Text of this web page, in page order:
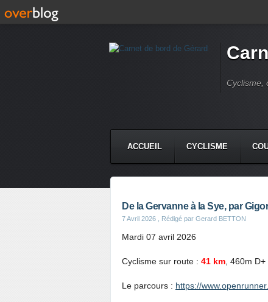
Cyclisme,
ACCUEIL CYCLISME
De la Gervanne à la Sye, par
7 Avril 2026 , Rédigé par Gerard BETTON
Mardi 07 avril 2026
Cyclisme sur route : 41 km , 460m D+
Le parcours : https://